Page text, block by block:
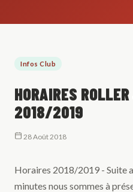
Infos Club
HORAIRES
2018/2019
28 Août 2018
Horaires 2018/2019 - Suite
minutes nous sommes à